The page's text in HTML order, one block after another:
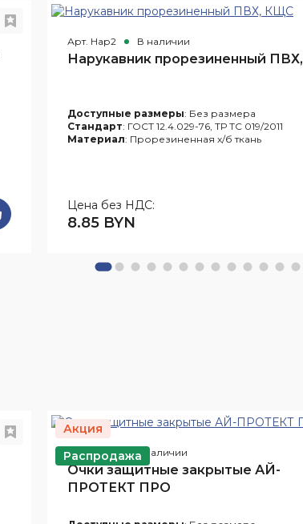
Арт. Нар2 В наличии
Нарукавник прорезиненный
Доступные размеры: Без размера
Стандарт: ГОСТ 12.4.029-76, ТР ТС 019/2011
Материал: Прорезиненная х/б ткань
Цена без НДС:
8.85 BYN
Акция
Распродажа
Арт. Оч13 В наличии
Очки защитные закрытые АЙ-
ПРОТЕКТ ПРО